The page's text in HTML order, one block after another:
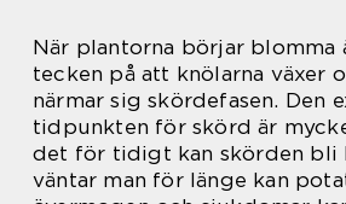
När plantorna börjar blomma
tecken på att knölarna växer
närmar sig skördefasen. Den
tidpunkten för skörd är
det för tidigt kan skörden bli
väntar man för länge kan